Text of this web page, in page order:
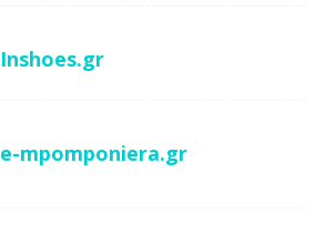
Inshoes.gr
e-mpomponiera.gr